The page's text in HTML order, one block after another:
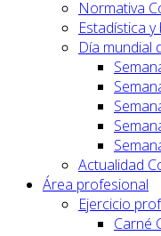
Normativa
Estadística
Día mundial
Actualidad
Área profesional
Ejercicio
Carné